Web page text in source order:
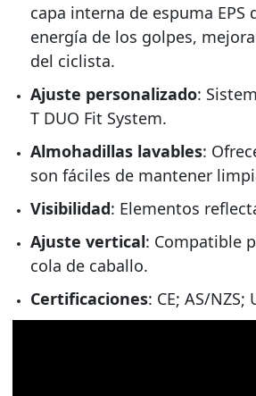
capa interna de espuma EPS
energía de los golpes,
del ciclista.
Ajuste personalizado:
T DUO Fit System.
Almohadillas lavables:
son fáciles de mantener
Visibilidad: Elementos
Ajuste vertical: Compatible
cola de caballo.
Certificaciones: CE; AS/NZS;